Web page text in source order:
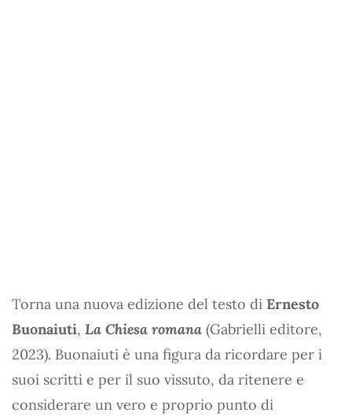
Torna una nuova edizione del testo di Ernesto
Buonaiuti, La Chiesa romana (Gabrielli editore,
2023). Buonaiuti è una figura da ricordare per i
suoi scritti e per il suo vissuto, da ritenere e
considerare un vero e proprio punto di